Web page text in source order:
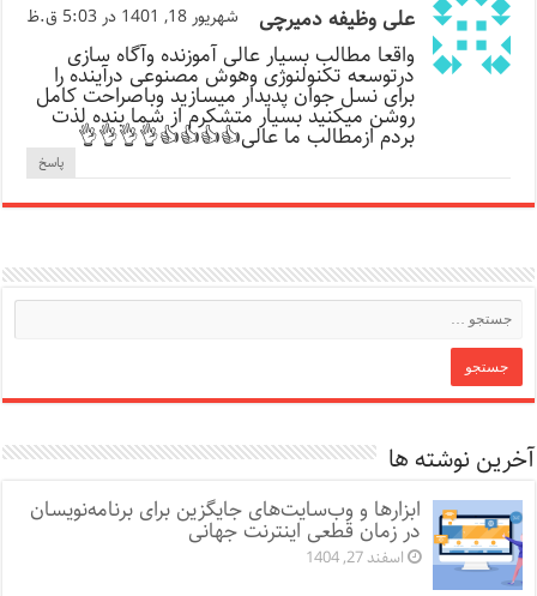
علی وظیفه دمیرچی شهریور 18, 1401 در 5:03 ق.ظ
واقعا مطالب بسیار عالی آموزنده وآگاه سازی
درتوسعه تکنولنوژی وهوش مصنوعی درآینده را
برای نسل جوان پدیدار میسازید وباصراحت کامل
روشن میکنید بسیار متشکرم از شما بنده لذت
بردم ازمطالب ما عالی👍👍👍👍👌👌👌👌
پاسخ
آخرین نوشته ها
ابزارها و وب‌سایت‌های جایگزین برای برنامه‌نویسان
در زمان قطعی اینترنت جهانی
اسفند 27, 1404